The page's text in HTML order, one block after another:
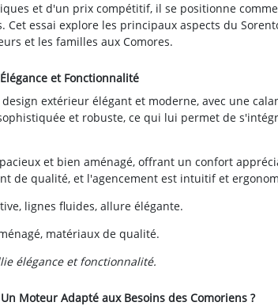
et d'un prix compétitif, il se positionne
Cet essai explore les principaux aspects du
et les familles aux Comores.
et Fonctionnalité
extérieur élégant et moderne, avec une
et robuste, ce qui lui permet de
et bien aménagé, offrant un confort
de qualité, et l'agencement est intuitif et
lignes fluides, allure élégante.
matériaux de qualité.
élégance et fonctionnalité.
Moteur Adapté aux Besoins des Comoriens ?